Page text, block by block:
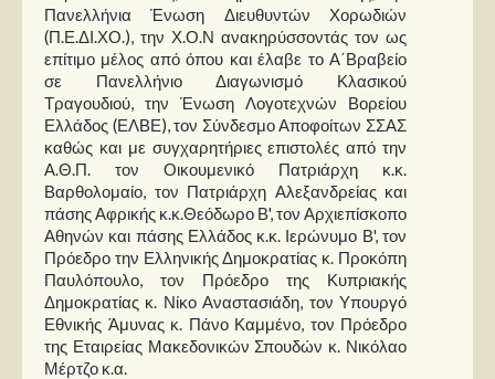
Πανελλήνια Ένωση Διευθυντών Χορωδιών
(Π.Ε.ΔΙ.ΧΟ.), την Χ.Ο.Ν ανακηρύσσοντάς τον ως
επίτιμο μέλος από όπου και έλαβε το Α΄Βραβείο
σε Πανελλήνιο Διαγωνισμό Κλασικού
Τραγουδιού, την Ένωση Λογοτεχνών Βορείου
Ελλάδος (ΕΛΒΕ), τον Σύνδεσμο Αποφοίτων ΣΣΑΣ
καθώς και με συγχαρητήριες επιστολές από την
Α.Θ.Π. τον Οικουμενικό Πατριάρχη κ.κ.
Βαρθολομαίο, τον Πατριάρχη Αλεξανδρείας και
πάσης Αφρικής κ.κ.Θεόδωρο Β', τον Αρχιεπίσκοπο
Αθηνών και πάσης Ελλάδος κ.κ. Ιερώνυμο Β', τον
Πρόεδρο την Ελληνικής Δημοκρατίας κ. Προκόπη
Παυλόπουλο, τον Πρόεδρο της Κυπριακής
Δημοκρατίας κ. Νίκο Αναστασιάδη, τον Υπουργό
Εθνικής Άμυνας κ. Πάνο Καμμένο, τον Πρόεδρο
της Εταιρείας Μακεδονικών Σπουδών κ. Νικόλαο
Μέρτζο κ.α.